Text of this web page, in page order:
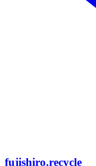
fujishiro.recycle